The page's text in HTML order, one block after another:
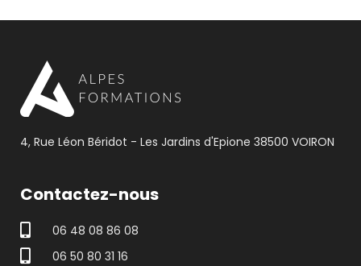
4, Rue Léon Béridot - Les Jardins d'Epione 38500 VOIRON
Contactez-nous
06 48 08 86 08
06 50 80 31 16